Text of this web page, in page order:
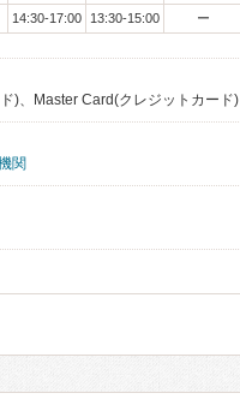
14:30-17:00 13:30-15:00 ー
)、Master Card(クレジットカード)
関